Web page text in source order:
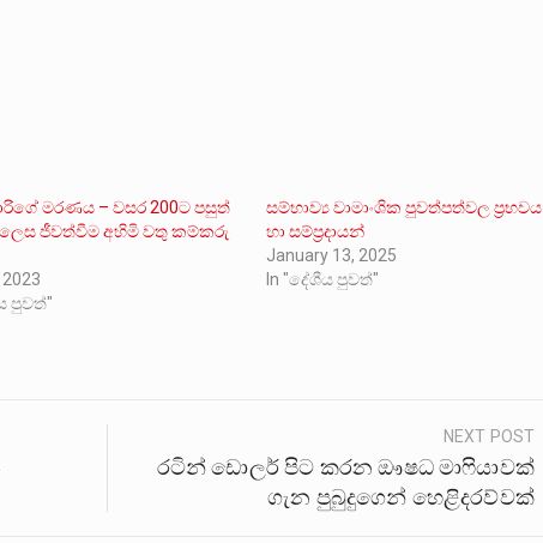
මරණය – වසර 200ට පසුත්
ජීවත්වීම අහිමි වතු කම්කරු
පුවත්"
සම්භාව්‍ය වාමාංශික පුවත්පත්වල ප්‍රභවය
හා සම්ප්‍රදායන්
January 13, 2025
In "දේශීය පුවත්"
NEXT POST
රටින් ඩොලර් පිට කරන ඖෂධ මාෆියාවක්
ගැන පුබුදුගෙන් හෙළිදරව්වක්